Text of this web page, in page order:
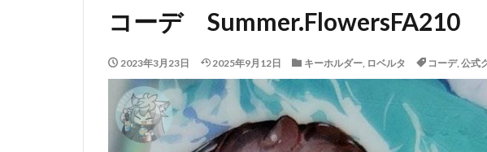
コーデ Summer.FlowersFA210
2023年3月23日 2025年9月12日 キーホルダー, ロベルタ コーデ, 公式